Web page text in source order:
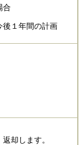
合
後１年間の計画
却します。